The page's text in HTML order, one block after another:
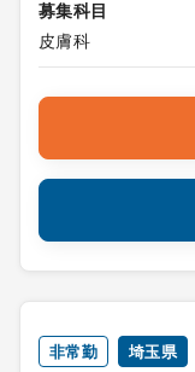
募集科目
皮膚科
非常勤 埼玉県